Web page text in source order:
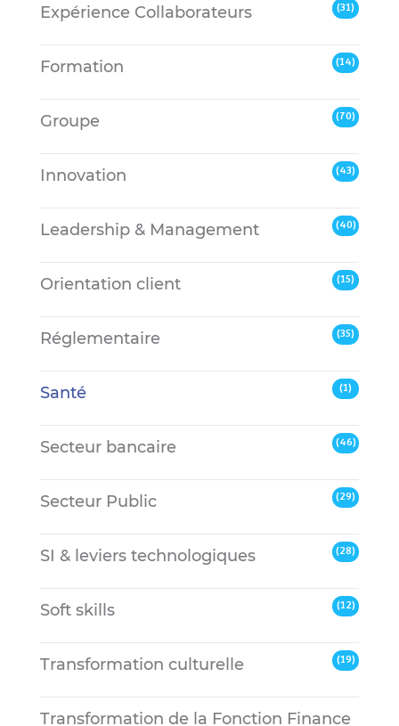
Expérience Collaborateurs (31)
Formation (14)
Groupe (70)
Innovation (43)
Leadership & Management (40)
Orientation client (15)
Réglementaire (35)
Santé (1)
Secteur bancaire (46)
Secteur Public (29)
SI & leviers technologiques (28)
Soft skills (12)
Transformation culturelle (19)
Transformation de la Fonction Finance